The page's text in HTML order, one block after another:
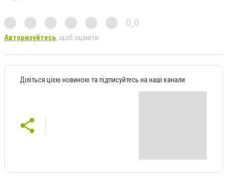
0,0
Авторизуйтесь, щоб оцінити
Діліться цією новиною та підписуйтесь на наші канали